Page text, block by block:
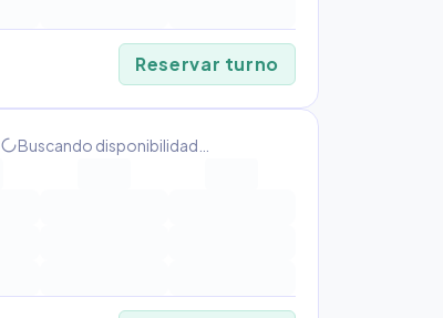
Reservar turno
progress_activityBuscando disponibilidad…